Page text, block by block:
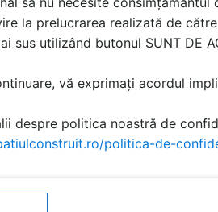
Multipor trebuie aplicate
cu greutate semnificativa). In
ale placilor minerale
Placa Multipor este un
in setul de conditii: 23oC
respecta mediul inconjurator si
de fabricatie si materiile prime
la prelucrarea realizată de
sus utilizând butonul SUNT DE
vă exprimați acordul
despre politica noastră de
politica-de-